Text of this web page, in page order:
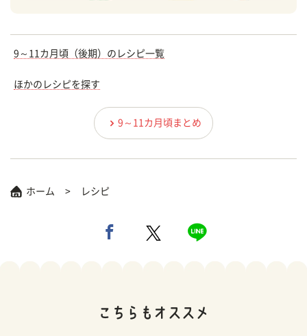
9～11カ月頃（後期）のレシピ一覧
ほかのレシピを探す
9～11カ月頃まとめ
ホーム レシピ